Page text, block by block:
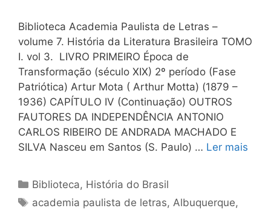
Biblioteca Academia Paulista de Letras –
volume 7. História da Literatura Brasileira TOMO
I. vol 3. LIVRO PRIMEIRO Época de
Transformação (século XIX) 2º período (Fase
Patriótica) Artur Mota ( Arthur Motta) (1879 –
1936) CAPÍTULO IV (Continuação) OUTROS
FAUTORES DA INDEPENDÊNCIA ANTONIO
CARLOS RIBEIRO DE ANDRADA MACHADO E
SILVA Nasceu em Santos (S. Paulo) … Ler mais
Categorias
Biblioteca, História do Brasil
Tags
academia paulista de letras,Albuquerque,